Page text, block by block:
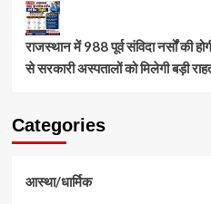
राजस्थान में 988 पूर्व संविदा नर्सों की
से सरकारी अस्पतालों को मिलेगी बड़ी
Categories
आस्था/धार्मिक